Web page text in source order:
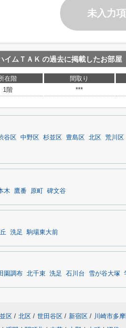
未入力
イムＴＡＫ の過去に掲載したお部屋
在階 間取り
1階
***
谷区 中野区 杉並区 豊島区 北区 荒川区
木 鷹番 原町 碑文谷
洗足 駒場東大前
園調布 北千束 洗足 石川台 雪が谷大塚
区 / 北区 / 世田谷区 / 新宿区 / 川崎市多